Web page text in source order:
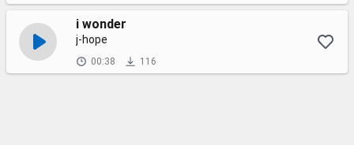
i wonder
j-hope
00:38 116